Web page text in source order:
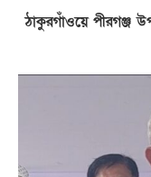
ঠাকুরগাঁওয়ে পীরগঞ্জ